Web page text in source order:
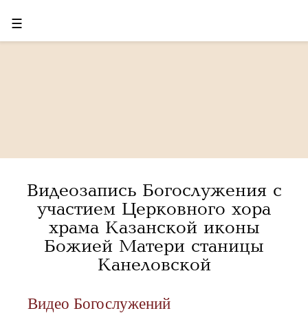
☰
Видеозапись Богослужения с
участием Церковного хора
храма Казанской иконы
Божией Матери станицы
Канеловской
Видео Богослужений